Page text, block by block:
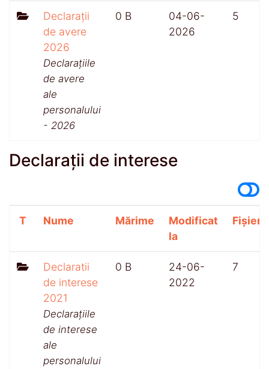
Declarații
de avere
2026
Declarațiile
de avere
ale
personalului
- 2026
0 B
04-06-
2026
5
Declarații de interese
T Nume Mărime
Modificat
la
Fișiere
Declaratii
de interese
2021
Declarațiile
de interese
ale
personalului
0 B
24-06-
2022
7